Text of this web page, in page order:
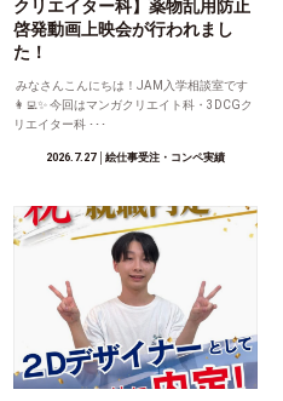
クリエイター科】薬物乱用防止
啓発動画上映会が行われまし
た！
みなさんこんにちは！JAM入学相談室です
👩‍💻✨ 今回はマンガクリエイト科・3DCGク
リエイター科 ･･･
2026.7.27│絵仕事受注・コンペ実績